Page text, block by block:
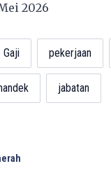
2026
Gaji pekerjaan
jabatan